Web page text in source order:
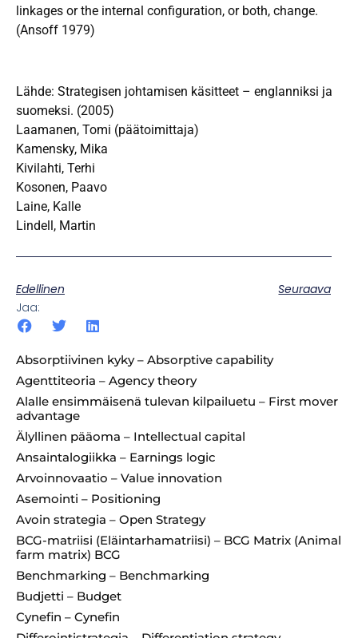
linkages or the internal configuration, or both, change.
(Ansoff 1979)
Lähde: Strategisen johtamisen käsitteet – englanniksi ja
suomeksi. (2005)
Laamanen, Tomi (päätoimittaja)
Kamensky, Mika
Kivilahti, Terhi
Kosonen, Paavo
Laine, Kalle
Lindell, Martin
Edellinen
Seuraava
Jaa:
Absorptiivinen kyky – Absorptive capability
Agenttiteoria – Agency theory
Alalle ensimmäisenä tulevan kilpailuetu – First mover
advantage
Älyllinen pääoma – Intellectual capital
Ansaintalogiikka – Earnings logic
Arvoinnovaatio – Value innovation
Asemointi – Positioning
Avoin strategia – Open Strategy
BCG-matriisi (Eläintarhamatriisi) – BCG Matrix (Animal
farm matrix) BCG
Benchmarking – Benchmarking
Budjetti – Budget
Cynefin – Cynefin